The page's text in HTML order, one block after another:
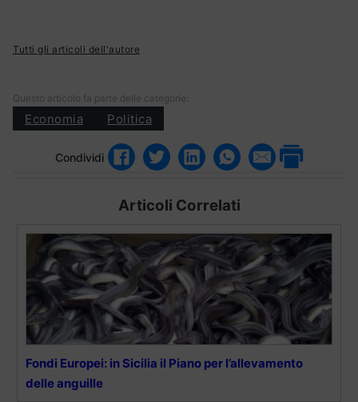
Tutti gli articoli dell'autore
Questo articolo fa parte delle categorie:
Economia Politica
Condividi
Articoli Correlati
Fondi Europei: in Sicilia il Piano per l’allevamento
delle anguille